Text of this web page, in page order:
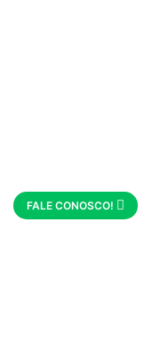
FALE CONOSCO!